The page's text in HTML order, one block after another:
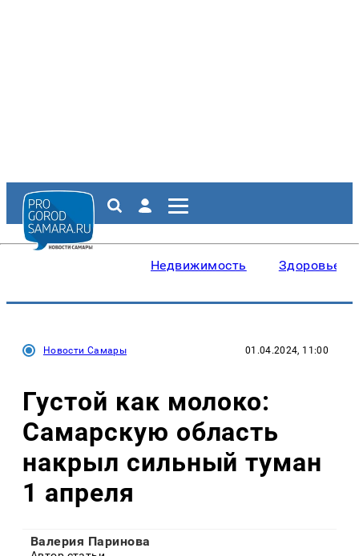
Недвижимость Здоровье
Новости Самары 01.04.2024, 11:00
Густой как молоко:
Самарскую область
накрыл сильный туман
1 апреля
Валерия Паринова